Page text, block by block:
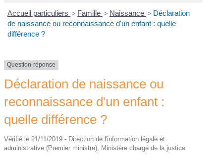
Accueil particuliers > Famille > Naissance > Déclaration
de naissance ou reconnaissance d'un enfant : quelle
différence ?
Question-réponse
Déclaration de naissance ou
reconnaissance d'un enfant :
quelle différence ?
Vérifié le 21/11/2019 - Direction de l'information légale et
administrative (Premier ministre), Ministère chargé de la justice